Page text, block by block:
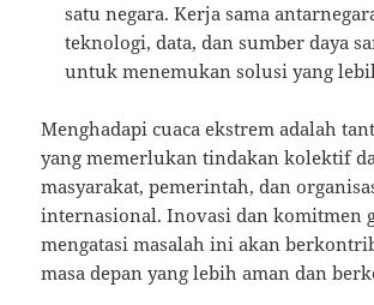
satu negara. Kerja sama
teknologi, data, dan sumber daya
untuk menemukan solusi yang
Menghadapi cuaca ekstrem adalah
yang memerlukan tindakan kolektif
masyarakat, pemerintah, dan
internasional. Inovasi dan komitmen
mengatasi masalah ini akan
masa depan yang lebih aman dan